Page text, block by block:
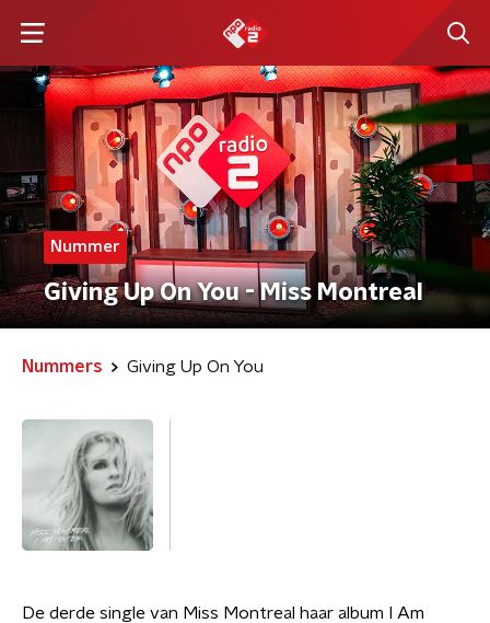
Nummer
Giving Up On You - Miss Montreal
Nummers Giving Up On You
De derde single van Miss Montreal haar album I Am